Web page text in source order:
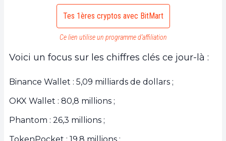
Tes 1ères cryptos avec BitMart
Ce lien utilise un programme d’affiliation
Voici un focus sur les chiffres clés ce jour-là :
Binance Wallet : 5,09 milliards de dollars ;
OKX Wallet : 80,8 millions ;
Phantom : 26,3 millions ;